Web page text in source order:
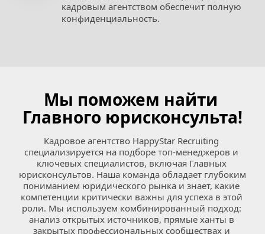
кадровым агентством обеспечит полную
конфиденциальность.
Мы поможем найти
Главного юрисконсульта!
Кадровое агентство HappyStar Recruiting
специализируется на подборе топ-менеджеров и
ключевых специалистов, включая Главных
юрисконсультов. Наша команда обладает глубоким
пониманием юридического рынка и знает, какие
компетенции критически важны для успеха в этой
роли. Мы используем комбинированный подход:
анализ открытых источников, прямые ханты в
закрытых профессиональных сообществах и